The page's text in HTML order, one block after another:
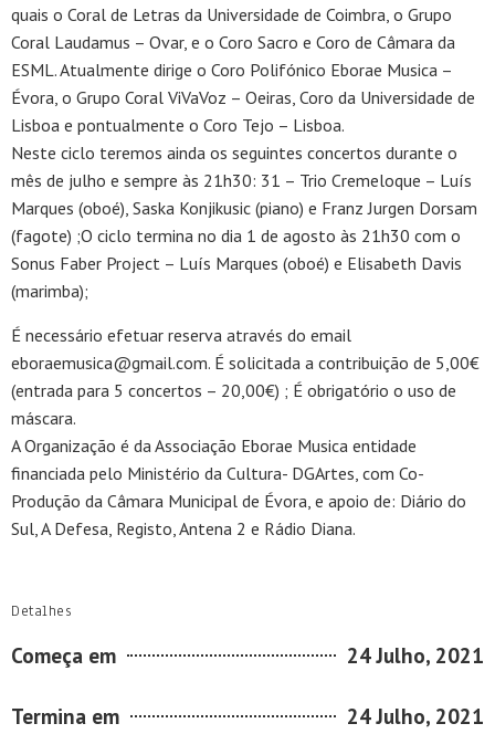
quais o Coral de Letras da Universidade de Coimbra, o Grupo
Coral Laudamus – Ovar, e o Coro Sacro e Coro de Câmara da
ESML. Atualmente dirige o Coro Polifónico Eborae Musica –
Évora, o Grupo Coral ViVaVoz – Oeiras, Coro da Universidade de
Lisboa e pontualmente o Coro Tejo – Lisboa.
Neste ciclo teremos ainda os seguintes concertos durante o
mês de julho e sempre às 21h30: 31 – Trio Cremeloque – Luís
Marques (oboé), Saska Konjikusic (piano) e Franz Jurgen Dorsam
(fagote) ;O ciclo termina no dia 1 de agosto às 21h30 com o
Sonus Faber Project – Luís Marques (oboé) e Elisabeth Davis
(marimba);
É necessário efetuar reserva através do email
eboraemusica@gmail.com. É solicitada a contribuição de 5,00€
(entrada para 5 concertos – 20,00€) ; É obrigatório o uso de
máscara.
A Organização é da Associação Eborae Musica entidade
financiada pelo Ministério da Cultura- DGArtes, com Co-
Produção da Câmara Municipal de Évora, e apoio de: Diário do
Sul, A Defesa, Registo, Antena 2 e Rádio Diana.
Detalhes
Começa em 24 Julho, 2021
Termina em 24 Julho, 2021